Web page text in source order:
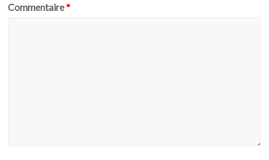
Commentaire*